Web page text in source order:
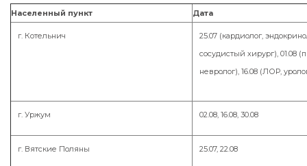
Населенный пункт Дата
г. Котельнич
25.07 (кардиолог,
сосудистый хирург), 01.08
невролог), 16.08 (ЛОР,
г. Уржум 02.08, 16.08, 30.08
г. Вятские Поляны 25.07, 22.08